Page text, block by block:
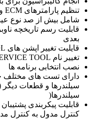
تنظیم پارامترهای ECM و شخصی سازی انها
شامل بیش از صد نوع
قابلیت رسم تاریخچه
بعدی
قایلیت تغییر اپشن های SERVICE TOOL
تغییر نام SERVICE TOOL
نصب انتخابی برنامه ها
دارای تست های مختلف
سیلندرها و قطعات
سیلندرها(
قابلیت پیکربندی
کنترل مدول به کنترل